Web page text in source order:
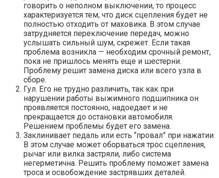
говорить о неполном выключении, то процесс
характеризуется тем, что диск сцепления будет не
полностью отходить от маховика. В этом случае
затрудняется переключение передач, можно
услышать сильный шум, скрежет. Если такая
проблема возникла — необходим срочный ремонт,
пока не пришлось менять еще и шестерни.
Проблему решит замена диска или всего узла в
сборе.
Гул. Его не трудно различить, так как при
нарушении работы выжимного подшипника он
проявляется постоянно, надоедает и не
прекращается до остановки автомобиля.
Решением проблемы будет его замена.
Заклинивает педаль или есть “провал” при нажатии.
В этом случае может оборваться трос сцепления,
рычаг или вилка застряли, либо система
негерметична. Решить проблему поможет замена
троса и освобождение застрявших деталей.